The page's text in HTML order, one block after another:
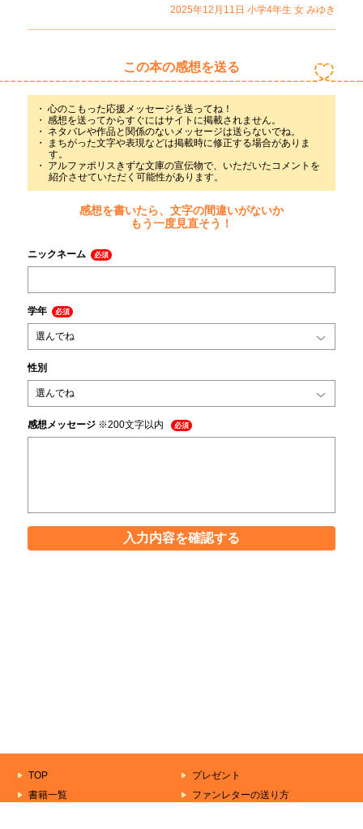
2025年12月11日 小学4年生 女 みゆき
この本の感想を送る
心のこもった応援メッセージを送ってね！
感想を送ってからすぐにはサイトに掲載されません。
ネタバレや作品と関係のないメッセージは送らないでね。
まちがった文字や表現などは掲載時に修正する場合がありま
す。
アルファポリスきずな文庫の宣伝物で、いただいたコメントを
紹介させていただく可能性があります。
感想を書いたら、文字の間違いがないか
もう一度見直そう！
ニックネーム 必須
学年 必須
性別
感想メッセージ ※200文字以内 必須
入力内容を確認する
TOP
プレゼント
書籍一覧
ファンレターの送り方